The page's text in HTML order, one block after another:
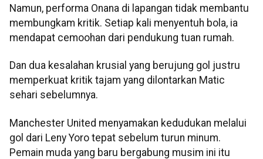
Namun, performa Onana di lapangan tidak membantu
membungkam kritik. Setiap kali menyentuh bola, ia
mendapat cemoohan dari pendukung tuan rumah.
Dan dua kesalahan krusial yang berujung gol justru
memperkuat kritik tajam yang dilontarkan Matic
sehari sebelumnya.
Manchester United menyamakan kedudukan melalui
gol dari Leny Yoro tepat sebelum turun minum.
Pemain muda yang baru bergabung musim ini itu